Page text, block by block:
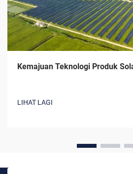
Kemajuan Teknologi Produk
LIHAT LAGI